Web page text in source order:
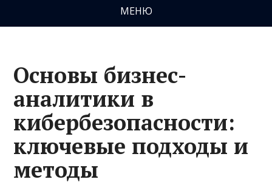
МЕНЮ
Основы бизнес-
аналитики в
кибербезопасности:
ключевые подходы и
методы